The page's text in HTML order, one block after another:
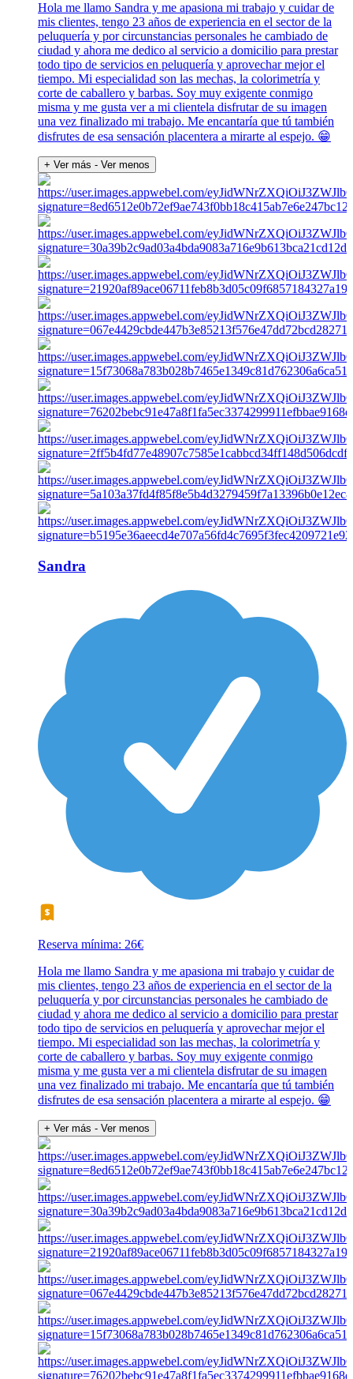
Hola me llamo Sandra y me apasiona mi trabajo y cuidar de
mis clientes, tengo 23 años de experiencia en el sector de la
peluquería y por circunstancias personales he cambiado de
ciudad y ahora me dedico al servicio a domicilio para prestar
todo tipo de servicios en peluquería y aprovechar mejor el
tiempo. Mi especialidad son las mechas, la colorimetría y
corte de caballero y barbas. Soy muy exigente conmigo
misma y me gusta ver a mi clientela disfrutar de su imagen
una vez finalizado mi trabajo. Me encantaría que tú también
disfrutes de esa sensación placentera a mirarte al espejo. 😁
+ Ver más - Ver menos
Sandra
Reserva mínima: 26€
Hola me llamo Sandra y me apasiona mi trabajo y cuidar de
mis clientes, tengo 23 años de experiencia en el sector de la
peluquería y por circunstancias personales he cambiado de
ciudad y ahora me dedico al servicio a domicilio para prestar
todo tipo de servicios en peluquería y aprovechar mejor el
tiempo. Mi especialidad son las mechas, la colorimetría y
corte de caballero y barbas. Soy muy exigente conmigo
misma y me gusta ver a mi clientela disfrutar de su imagen
una vez finalizado mi trabajo. Me encantaría que tú también
disfrutes de esa sensación placentera a mirarte al espejo. 😁
+ Ver más - Ver menos